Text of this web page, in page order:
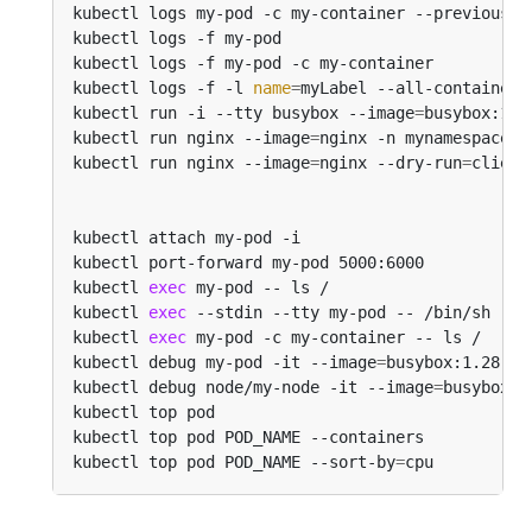
kubectl logs my-pod -c my-container --
kubectl logs -f my-
kubectl logs -f my-pod -c my-
kubectl logs -f -l name=myLabel --all-
kubectl run -i --tty busybox --image=
kubectl run nginx --image=nginx -n
kubectl run nginx --image=nginx --dry-run=
kubectl attach my-pod
kubectl port-forward my-pod
kubectl exec my-pod --
kubectl exec --stdin --tty my-pod -- /
kubectl exec my-pod -c my-container --
kubectl debug my-pod -it --image=
kubectl debug node/my-node -it --image=
kubectl top
kubectl top pod POD_NAME --
kubectl top pod POD_NAME --sort-by=